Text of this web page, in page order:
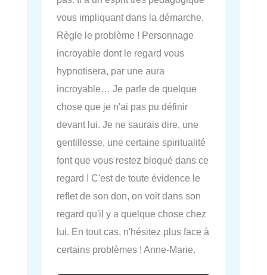
vous impliquant dans la démarche.
Règle le problème ! Personnage
incroyable dont le regard vous
hypnotisera, par une aura
incroyable… Je parle de quelque
chose que je n'ai pas pu définir
devant lui. Je ne saurais dire, une
gentillesse, une certaine spiritualité
font que vous restez bloqué dans ce
regard ! C'est de toute évidence le
reflet de son don, on voit dans son
regard qu'il y a quelque chose chez
lui. En tout cas, n'hésitez plus face à
certains problèmes ! Anne-Marie.